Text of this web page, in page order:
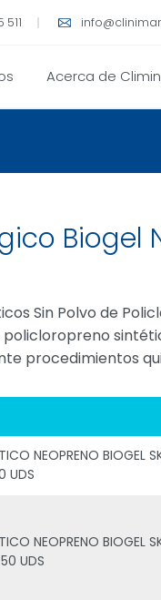
Acerca de
Biogel
Sin Polvo de
procedimientos
NEOPRENO BIOGEL
UDS
NEOPRENO BIOGEL
UDS